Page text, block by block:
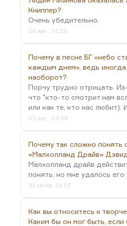
случае героев Горького…
Книппер?
Очень убедительно.
06 авг., 01:23
Почему в песне БГ «небо
каждым днем», ведь
наоборот?
Порчу трудно отрицать.
что "кто-то смотрит нам
или как те, кто нас любит).
03 авг., 04:58
Почему так сложно понять
«Малхолланд Драйв»
Малхолланд драйв
понять, но мне удалось его
31 июля, 14:05
Как вы относитесь к
Каким бы он мог быть, если